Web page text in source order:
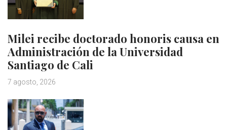
Milei recibe doctorado honoris causa en
Administración de la Universidad
Santiago de Cali
7 agosto, 2026